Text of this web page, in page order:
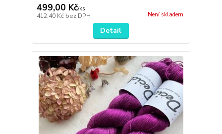
499,00 Kč/ks
412,40 Kč bez DPH Není skladem
Detail